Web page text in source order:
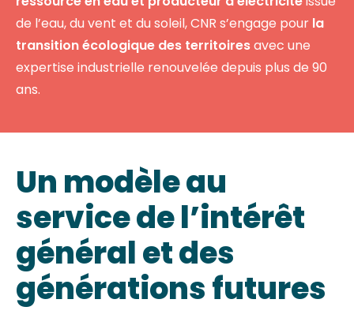
de l’eau, du vent et du soleil, CNR s’engage pour la
transition écologique des territoiresavec une
expertise industrielle renouvelée depuis plus de 90
ans.
Un modèle au
service de l’intérêt
général et des
générations futures